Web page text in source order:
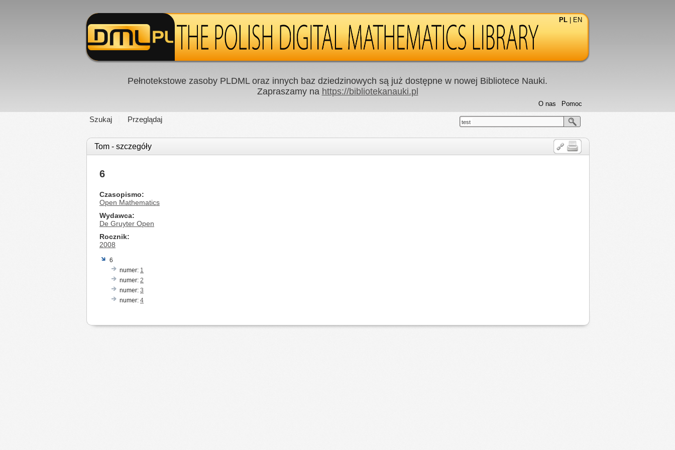
PL EN
Pełnotekstowe zasoby PLDML oraz innych baz dziedzinowych są już dostępne w nowej Bibliotece Nauki.
Zapraszamy na https://bibliotekanauki.pl
Szukaj Przeglądaj
Pomoc
O nas
test
Tom - szczegóły
6
Czasopismo
Open Mathematics
Wydawca
De Gruyter Open
Rocznik
2008
6
numer: 1
numer: 2
numer: 3
numer: 4